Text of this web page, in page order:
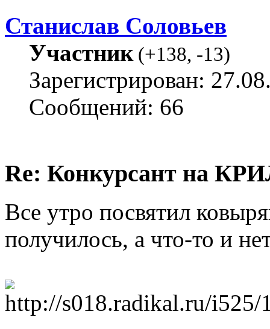
Станислав Соловьев
Участник(+138, -13)
Зарегистрирован:
Сообщений: 66
Re: Конкурсант на
Все утро посвятил
получилось, а что-то и